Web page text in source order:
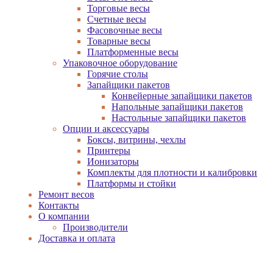
Торговые весы
Счетные весы
Фасовочные весы
Товарные весы
Платформенные весы
Упаковочное оборудование
Горячие столы
Запайщики пакетов
Конвейерные запайщики пакетов
Напольные запайщики пакетов
Настольные запайщики пакетов
Опции и аксессуары
Боксы, витрины, чехлы
Принтеры
Ионизаторы
Комплекты для плотности и калибровки
Платформы и стойки
Ремонт весов
Контакты
О компании
Производители
Доставка и оплата